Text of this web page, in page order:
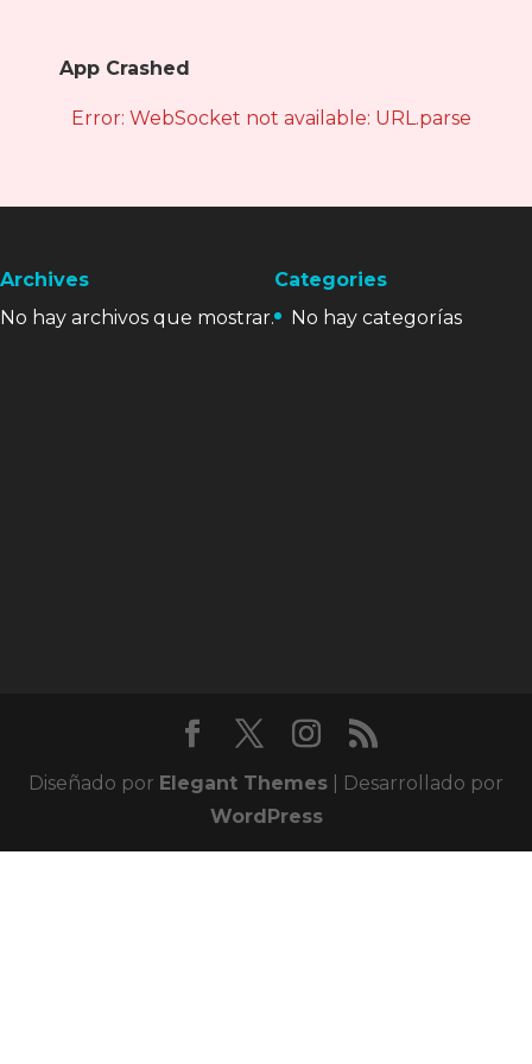
App Crashed
Error: WebSocket not available: URL.parse is
Archives
No hay archivos que mostrar.
Categories
No hay categorías
Diseñado por Elegant Themes | Desarrollado por
WordPress